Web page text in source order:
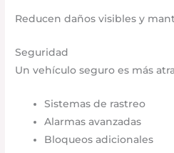
Reducen daños visibles y
Seguridad
Un vehículo seguro es más
Sistemas de rastreo
Alarmas avanzadas
Bloqueos adicionales